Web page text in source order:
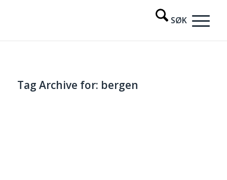
Tag Archive for: bergen